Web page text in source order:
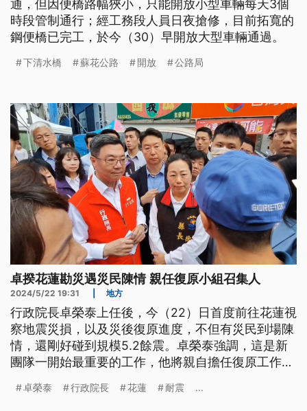
通，但因便橋路幅狹小，只能開放小型車輛每天3個
時段管制通行；經工務段人員日夜搶修，目前拓寬的
鋼便橋已完工，於今（30）早開放大型車輛通過。
下清水橋 蘇花公路 開放 公路局
卓揆花蓮勘災遇災民陳情 親任復原小組召集人
2024/5/22 19:31 地方
行政院長卓榮泰上任後，今（22）日首度前往花蓮視
察地震災損，以及災後復原進度，不但有災民到場陳
情，還剛好碰到規模5.2餘震。卓榮泰強調，這是新
團隊一開始最重要的工作，他將親自擔任復原工作小
懼中。
卓榮泰 行政院長 花蓮 耐震 ...